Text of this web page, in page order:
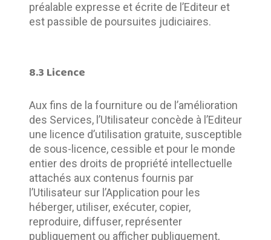
préalable expresse et écrite de l’Editeur et
est passible de poursuites judiciaires.
8.3 Licence
Aux fins de la fourniture ou de l’amélioration
des Services, l’Utilisateur concède à l’Editeur
une licence d’utilisation gratuite, susceptible
de sous-licence, cessible et pour le monde
entier des droits de propriété intellectuelle
attachés aux contenus fournis par
l’Utilisateur sur l’Application pour les
héberger, utiliser, exécuter, copier,
reproduire, diffuser, représenter
publiquement ou afficher publiquement,